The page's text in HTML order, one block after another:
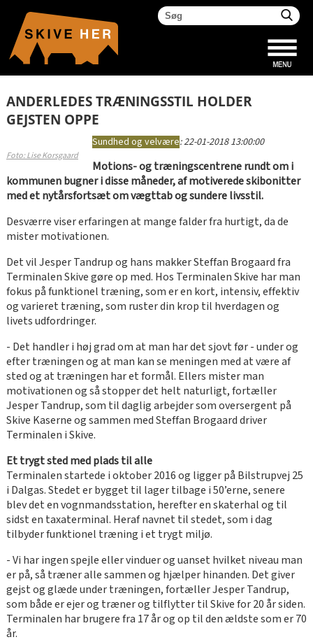
ANDERLEDES TRÆNINGSSTIL HOLDER
GEJSTEN OPPE
Foto: Lise Korsgaard
Sundhed og velvære:22-01-2018 13:00:00
Motions- og træningscentrene rundt om i
kommunen bugner i disse måneder, af motiverede skibonitter
med et nytårsfortsæt om vægttab og sundere livsstil.
Desværre viser erfaringen at mange falder fra hurtigt, da de
mister motivationen.
Det vil Jesper Tandrup og hans makker Steffan Brogaard fra
Terminalen Skive gøre op med. Hos Terminalen Skive har man
fokus på funktionel træning, som er en kort, intensiv, effektiv
og varieret træning, som ruster din krop til hverdagen og
livets udfordringer.
- Det handler i høj grad om at man har det sjovt før - under og
efter træningen og at man kan se meningen med at være af
sted og at træningen har et formål. Ellers mister man
motivationen og så stopper det helt naturligt, fortæller
Jesper Tandrup, som til daglig arbejder som oversergent på
Skive Kaserne og sammen med Steffan Brogaard driver
Terminalen i Skive.
Et trygt sted med plads til alle
Terminalen startede i oktober 2016 og ligger på Bilstrupvej 25
i Dalgas. Stedet er bygget til lager tilbage i 50’erne, senere
blev det en vognmandsstation, herefter en skaterhal og til
sidst en taxaterminal. Heraf navnet til stedet, som i dag
tilbyder funktionel træning i et trygt miljø.
- Vi har ingen spejle eller vinduer og uanset hvilket niveau man
er på, så træner alle sammen og hjælper hinanden. Det giver
gejst og glæde under træningen, fortæller Jesper Tandrup,
som både er ejer og træner og tilflytter til Skive for 20 år siden.
Terminalen har brugere fra 17 år og op til den ældste som er 70
år.